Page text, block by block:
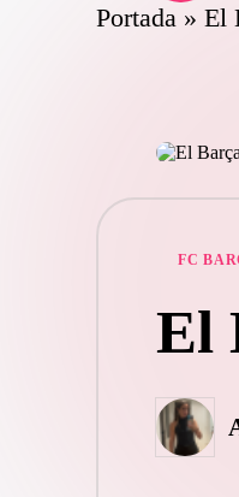
Portada » El
FC
El